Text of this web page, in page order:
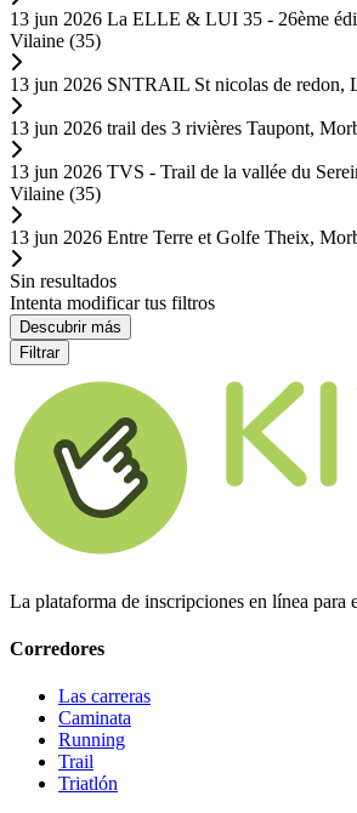
13 jun 2026 La ELLE & LUI 35 - 26ème
Vilaine (35)
13 jun 2026 SNTRAIL St nicolas de redon,
13 jun 2026 trail des 3 rivières Taupont,
13 jun 2026 TVS - Trail de la vallée du
Vilaine (35)
13 jun 2026 Entre Terre et Golfe Theix,
Sin resultados
Intenta modificar tus filtros
Descubrir más
Filtrar
La plataforma de inscripciones en línea para
Corredores
Las carreras
Caminata
Running
Trail
Triatlón